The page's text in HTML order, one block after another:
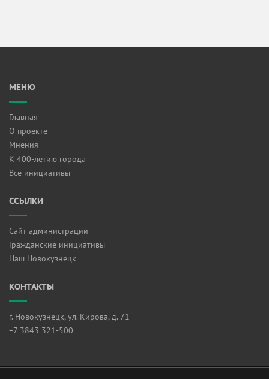
МЕНЮ
Главная
О проекте
Мнения
К 400-летию города
Все инициативы
ССЫЛКИ
Сайт администрации
Гражданские инициативы
Наш Новокузнецк
КОНТАКТЫ
г. Новокузнецк, ул. Кирова, д. 71
+7 3843 321-500